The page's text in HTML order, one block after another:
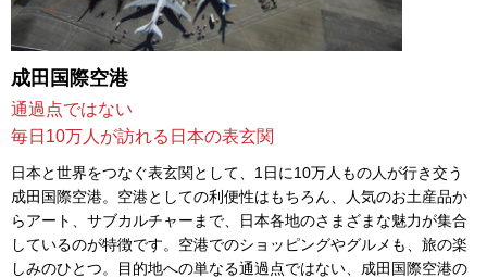
成田国際空港
通過点ではない
毎日10万人が訪れる日本の表玄関
日本と世界をつなぐ表玄関として、1日に10万人もの人が行き交う
成田国際空港。空港としての利便性はもちろん、人気のお土産品か
らアート、サブカルチャーまで、日本各地のさまざまな魅力が集合
しているのが特徴です。空港でのショッピングやグルメも、旅の楽
しみのひとつ。目的地への単なる通過点ではない、成田国際空港の